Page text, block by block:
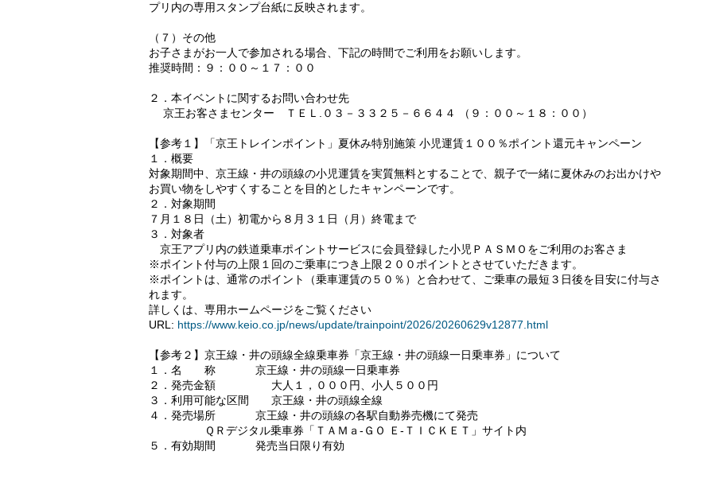
プリ内の専用スタンプ台紙に反映されます。
（７）その他
お子さまがお一人で参加される場合、下記の時間でご利用をお願いします。
推奨時間：９：００～１７：００
２．本イベントに関するお問い合わせ先
京王お客さまセンター ＴＥＬ.０３－３３２５－６６４４ （９：００～１８：００）
【参考１】「京王トレインポイント」夏休み特別施策 小児運賃１００％ポイント還元キャンペーン
１．概要
対象期間中、京王線・井の頭線の小児運賃を実質無料とすることで、親子で一緒に夏休みのお出かけや
お買い物をしやすくすることを目的としたキャンペーンです。
２．対象期間
７月１８日（土）初電から８月３１日（月）終電まで
３．対象者
京王アプリ内の鉄道乗車ポイントサービスに会員登録した小児ＰＡＳＭＯをご利用のお客さま
※ポイント付与の上限１回のご乗車につき上限２００ポイントとさせていただきます。
※ポイントは、通常のポイント（乗車運賃の５０％）と合わせて、ご乗車の最短３日後を目安に付与さ
れます。
詳しくは、専用ホームページをご覧ください
URL: https://www.keio.co.jp/news/update/trainpoint/2026/20260629v12877.html
【参考２】京王線・井の頭線全線乗車券「京王線・井の頭線一日乗車券」について
１．名 称 京王線・井の頭線一日乗車券
２．発売金額 大人１，０００円、小人５００円
３．利用可能な区間 京王線・井の頭線全線
４．発売場所 京王線・井の頭線の各駅自動券売機にて発売
ＱＲデジタル乗車券「ＴＡＭａ-ＧＯ Ｅ-ＴＩＣＫＥＴ」サイト内
５．有効期間 発売当日限り有効